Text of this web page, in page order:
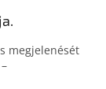
meg­jelenését